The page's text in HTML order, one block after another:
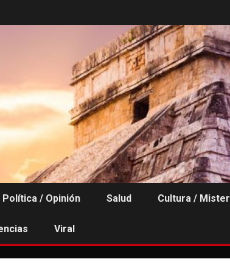
Política / Opinión Salud Cultura /
Viral